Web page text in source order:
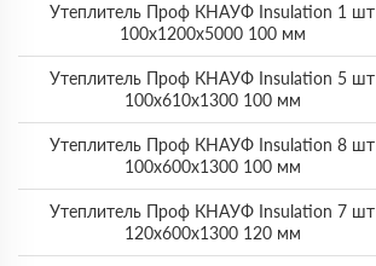
Утеплитель Проф КНАУФ Insulation 1 шт
100х1200х5000 100 мм
Утеплитель Проф КНАУФ Insulation 5 шт
100х610х1300 100 мм
Утеплитель Проф КНАУФ Insulation 8 шт
100х600х1300 100 мм
Утеплитель Проф КНАУФ Insulation 7 шт
120х600х1300 120 мм